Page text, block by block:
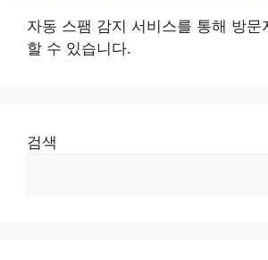
자동 스팸 감지 서비스를 통해 방문
할 수 있습니다.
검색